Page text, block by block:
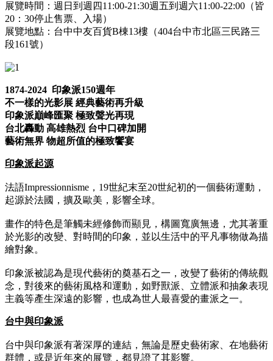
展覽時間：週日到週四11:00-21:30週五到週六11:00-22:00（皆
20：30停止售票、入場）
展覽地點：台中中友百貨B棟13樓（404台中市北區三民路三
段161號）
1874-2024 印象派150週年
不一樣的光影展 經典藝術再升級
印象派巔峰匯聚 極致聲光再現
台北轟動 高雄熱烈 台中口碑加開
藝術無界 物超所值的極致饗宴
印象派起源
法語Impressionnisme，19世紀末至20世紀初的一個藝術運動，
起源於法國，擴及歐美，影響全球。
畫作的特色是筆觸未經修飾而顯見，構圖寬廣無邊，尤其著重
於光影的改變、對時間的印象，並以生活中的平凡事物做為描
繪對象。
印象派被認為是現代藝術的奠基石之一，改變了藝術的傳統觀
念，對後來的藝術風格和運動，如野獸派、立體派和抽象表現
主義等產生深遠的影響，也成為世人最喜愛的畫派之一。
台中與印象派
台中與印象派有著深厚的連結，無論是歷史藝術家、在地藝術
群體，或是近年來的展覽，都見證了其影響。